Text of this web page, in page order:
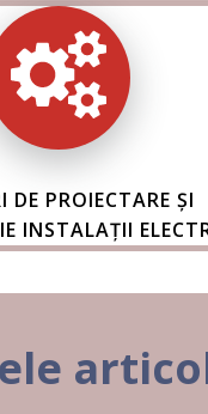
DE PROIECTARE ȘI
INSTALAȚII